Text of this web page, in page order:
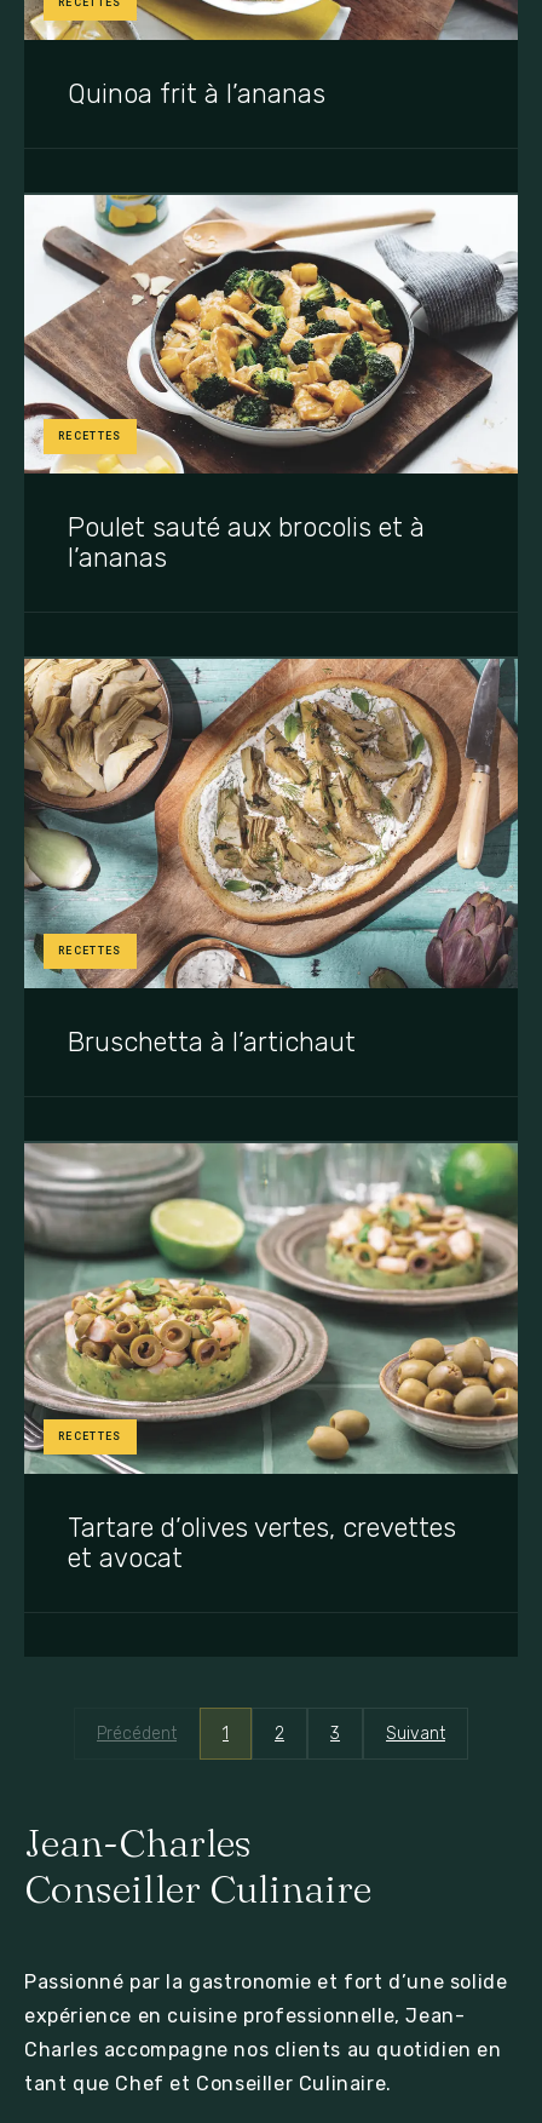
RECETTES
Quinoa frit à l’ananas
RECETTES
Poulet sauté aux brocolis et à
l’ananas
RECETTES
Bruschetta à l’artichaut
RECETTES
Tartare d’olives vertes, crevettes
et avocat
Précédent 1 2 3 Suivant
Jean-Charles
Conseiller Culinaire
Passionné par la gastronomie et fort d’une solide
expérience en cuisine professionnelle, Jean-
Charles accompagne nos clients au quotidien en
tant que Chef et Conseiller Culinaire.